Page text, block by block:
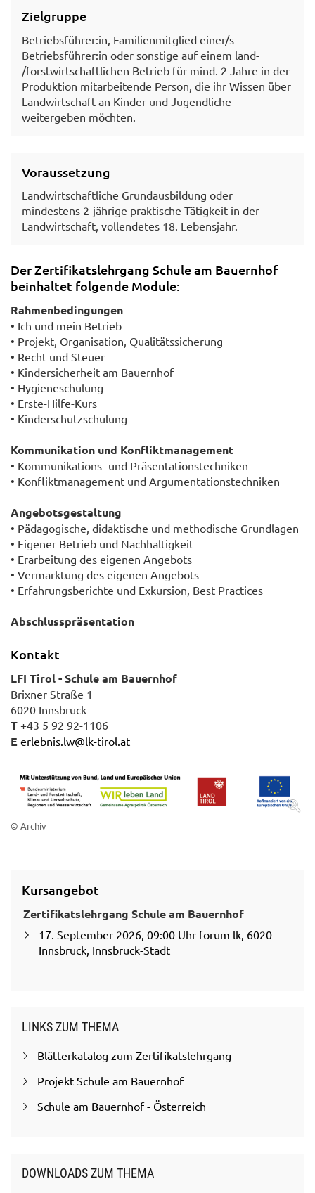
Zielgruppe
Betriebsführer:in, Familienmitglied einer/s
Betriebsführer:in oder sonstige auf einem land-
/forstwirtschaftlichen Betrieb für mind. 2 Jahre in der
Produktion mitarbeitende Person, die ihr Wissen über
Landwirtschaft an Kinder und Jugendliche
weitergeben möchten.
Voraussetzung
Landwirtschaftliche Grundausbildung oder
mindestens 2-jährige praktische Tätigkeit in der
Landwirtschaft, vollendetes 18. Lebensjahr.
Der Zertifikatslehrgang Schule am Bauernhof
beinhaltet folgende Module:
Rahmenbedingungen
• Ich und mein Betrieb
• Projekt, Organisation, Qualitätssicherung
• Recht und Steuer
• Kindersicherheit am Bauernhof
• Hygieneschulung
• Erste-Hilfe-Kurs
• Kinderschutzschulung
Kommunikation und Konfliktmanagement
• Kommunikations- und Präsentationstechniken
• Konfliktmanagement und Argumentationstechniken
Angebotsgestaltung
• Pädagogische, didaktische und methodische Grundlagen
• Eigener Betrieb und Nachhaltigkeit
• Erarbeitung des eigenen Angebots
• Vermarktung des eigenen Angebots
• Erfahrungsberichte und Exkursion, Best Practices
Abschlusspräsentation
Kontakt
LFI Tirol - Schule am Bauernhof
Brixner Straße 1
6020 Innsbruck
T +43 5 92 92-1106
E erlebnis.lw@lk-tirol.at
© Archiv
Kursangebot
Zertifikatslehrgang Schule am Bauernhof
17. September 2026, 09:00 Uhr forum lk, 6020
Innsbruck, Innsbruck-Stadt
LINKS ZUM THEMA
Blätterkatalog zum Zertifikatslehrgang
Projekt Schule am Bauernhof
Schule am Bauernhof - Österreich
DOWNLOADS ZUM THEMA